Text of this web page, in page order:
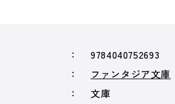
9784040752693
ファンタジア文庫
文庫